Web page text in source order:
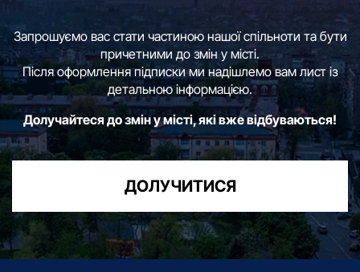
Запрошуємо вас стати частиною нашої спільноти та бути
причетними до змін у місті.
Після оформлення підписки ми надішлемо вам лист із
детальною інформацією.
Долучайтеся до змін у місті, які вже відбуваються!
ДОЛУЧИТИСЯ